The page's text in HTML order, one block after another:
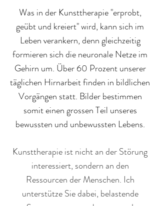
Was in der Kunsttherapie "erprobt,
geübt und kreiert" wird, kann sich im
Leben verankern, denn gleichzeitig
formieren sich die neuronale Netze im
Gehirn um. Über 60 Prozent unserer
täglichen Hirnarbeit finden in bildlichen
Vorgängen statt. Bilder bestimmen
somit einen grossen Teil unseres
bewussten und unbewussten Lebens.
Kunsttherapie ist nicht an der Störung
interessiert, sondern an den
Ressourcen der Menschen. Ich
unterstütze Sie dabei, belastende